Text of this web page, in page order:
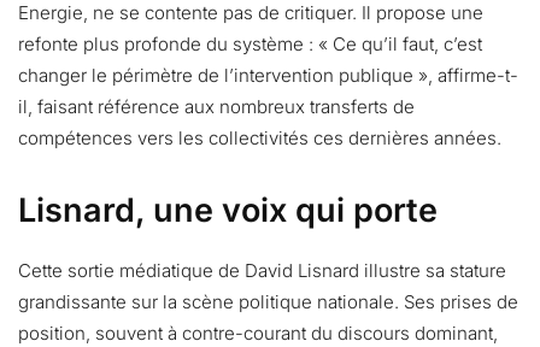
Energie, ne se contente pas de critiquer. Il propose une
refonte plus profonde du système : « Ce qu’il faut, c’est
changer le périmètre de l’intervention publique », affirme-t-
il, faisant référence aux nombreux transferts de
compétences vers les collectivités ces dernières années.
Lisnard, une voix qui porte
Cette sortie médiatique de David Lisnard illustre sa stature
grandissante sur la scène politique nationale. Ses prises de
position, souvent à contre-courant du discours dominant,